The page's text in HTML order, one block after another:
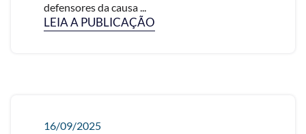
defensores da causa ...
LEIA A PUBLICAÇÃO
16/09/2025